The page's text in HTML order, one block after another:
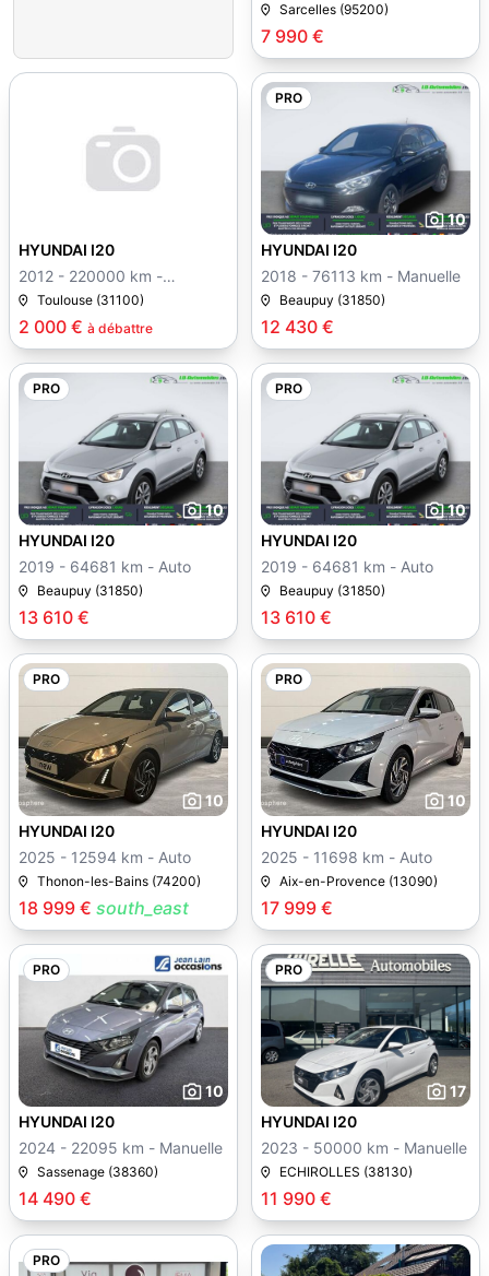
7 990 €
Sarcelles (95200)
2 000 € à débattre
HYUNDAI I20
2012 - 220000 km -
Manuelle
Toulouse (31100)
PRO
10
12 430 €
HYUNDAI I20
2018 - 76113 km - Manuelle
Beaupuy (31850)
PRO
10
13 610 €
HYUNDAI I20
2019 - 64681 km - Auto
Beaupuy (31850)
PRO
10
13 610 €
HYUNDAI I20
2019 - 64681 km - Auto
Beaupuy (31850)
PRO
10
18 999 € south_east
HYUNDAI I20
2025 - 12594 km - Auto
Thonon-les-Bains (74200)
PRO
10
17 999 €
HYUNDAI I20
2025 - 11698 km - Auto
Aix-en-Provence (13090)
PRO
10
14 490 €
HYUNDAI I20
2024 - 22095 km - Manuelle
Sassenage (38360)
PRO
17
11 990 €
HYUNDAI I20
2023 - 50000 km - Manuelle
ECHIROLLES (38130)
PRO